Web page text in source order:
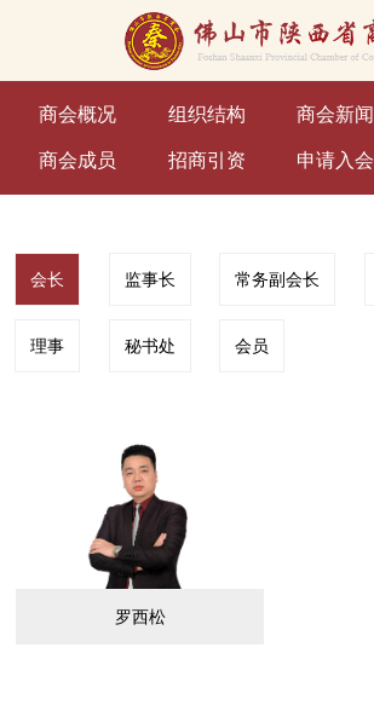
商会概况 组织结构 商会新闻
商会成员 招商引资 申请入会
会长 监事长 常务副会长
理事 秘书处 会员
罗西松